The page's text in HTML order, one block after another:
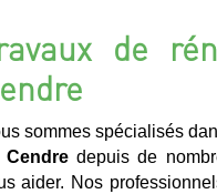
de
sommes spécialisés
Cendredepuis de
aider. Nos